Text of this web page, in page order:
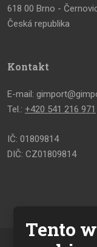
618 00 Brno -
Česká republika
Kontakt
E-mail:
Tel.: +420 541 216 971
IČ: 01809814
DIČ: CZ01809814
Tento